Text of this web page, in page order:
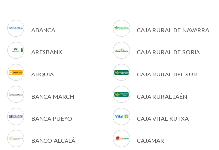
ABANCA
ARESBANK
ARQUIA
BANCA MARCH
BANCA PUEYO
BANCO ALCALÁ
CAJA RURAL DE NAVARRA
CAJA RURAL DE SORIA
CAJA RURAL DEL SUR
CAJA RURAL JAÉN
CAJA VITAL KUTXA
CAJAMAR